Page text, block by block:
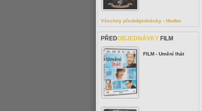
Všechny předobjednávky - Hudba
PŘEDOBJEDNÁVKY FILM
FILM - Umění lhát